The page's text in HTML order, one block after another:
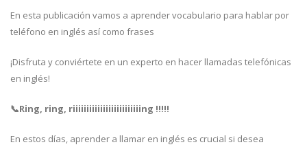
En esta publicación vamos a aprender vocabulario para hablar por
teléfono en inglés así como frases
¡Disfruta y conviértete en un experto en hacer llamadas telefónicas
en inglés!
📞Ring, ring, riiiiiiiiiiiiiiiiiiiiiiiiing !!!!!
En estos días, aprender a llamar en inglés es crucial si desea